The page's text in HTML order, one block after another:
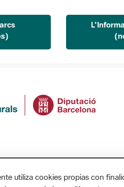
utiliza cookies propias con